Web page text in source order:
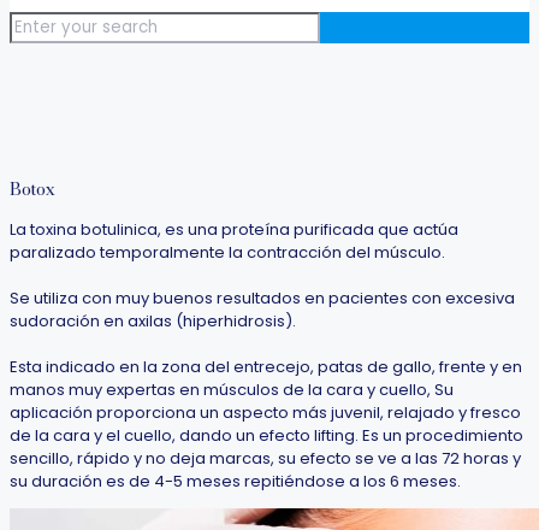
Botox
La toxina botulinica, es una proteína purificada que actúa
paralizado temporalmente la contracción del músculo.
Se utiliza con muy buenos resultados en pacientes con excesiva
sudoración en axilas (hiperhidrosis).
Esta indicado en la zona del entrecejo, patas de gallo, frente y en
manos muy expertas en músculos de la cara y cuello, Su
aplicación proporciona un aspecto más juvenil, relajado y fresco
de la cara y el cuello, dando un efecto lifting. Es un procedimiento
sencillo, rápido y no deja marcas, su efecto se ve a las 72 horas y
su duración es de 4-5 meses repitiéndose a los 6 meses.